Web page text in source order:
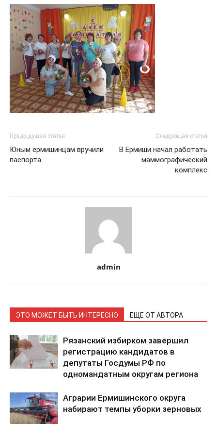
Предыдущая статья
Юным ермишинцам вручили
паспорта
Следующая статья
В Ермиши начал работать
маммографический
комплекс
admin
ЭТО МОЖЕТ БЫТЬ ИНТЕРЕСНО ЕЩЕ ОТ АВТОРА
Рязанский избирком завершил
регистрацию кандидатов в
депутаты Госдумы РФ по
одномандатным округам региона
Аграрии Ермишинского округа
набирают темпы уборки зерновых